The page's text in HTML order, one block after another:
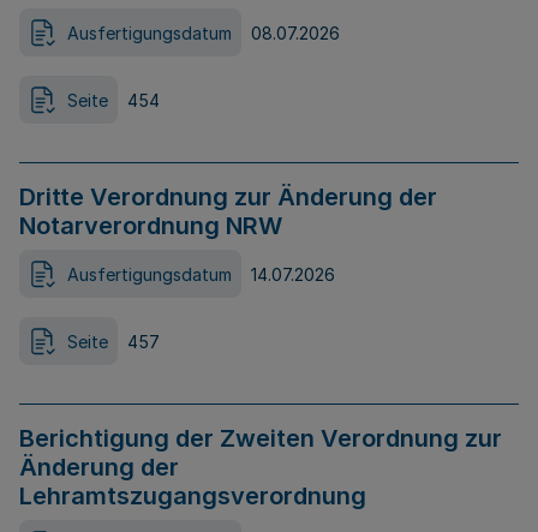
Ausfertigungsdatum 08.07.2026
Seite 454
Dritte Verordnung zur Änderung der
Notarverordnung NRW
Ausfertigungsdatum 14.07.2026
Seite 457
Berichtigung der Zweiten Verordnung zur
Änderung der
Lehramtszugangsverordnung